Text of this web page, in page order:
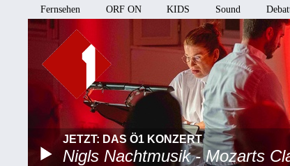
Fernsehen ORF ON KIDS Sound
JETZT: DAS Ö1 KONZERT
Nigls Nachtmusik - Mozarts